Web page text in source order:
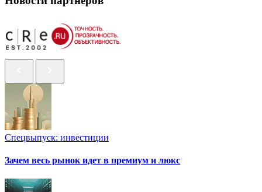
Спецвыпуск: инвестиции
Зачем весь рынок идет в премиум и люкс